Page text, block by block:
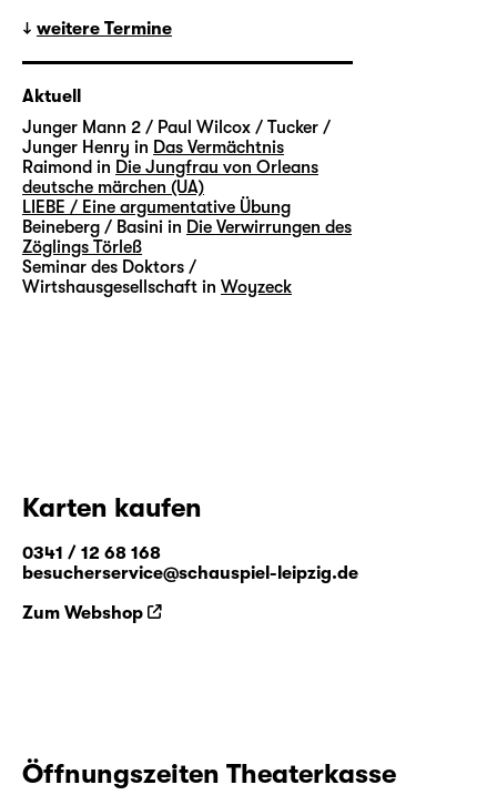
weitere Termine
Aktuell
Junger Mann 2 / Paul Wilcox / Tucker /
Junger Henry in Das Vermächtnis
Raimond in Die Jungfrau von Orleans
deutsche märchen (UA)
LIEBE / Eine argumentative Übung
Beineberg / Basini in Die Verwirrungen des
Zöglings Törleß
Seminar des Doktors /
Wirtshausgesellschaft in Woyzeck
Karten kaufen
0341 / 12 68 168
besucherservice@schauspiel-leipzig.de
Zum Webshop
Öffnungszeiten Theaterkasse